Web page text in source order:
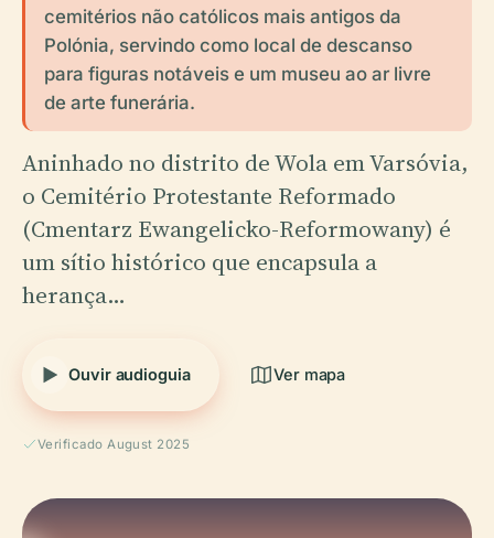
cemitérios não católicos mais antigos da
Polónia, servindo como local de descanso
para figuras notáveis e um museu ao ar livre
de arte funerária.
Aninhado no distrito de Wola em Varsóvia,
o Cemitério Protestante Reformado
(Cmentarz Ewangelicko-Reformowany) é
um sítio histórico que encapsula a
herança…
Ouvir audioguia Ver mapa
Verificado August 2025